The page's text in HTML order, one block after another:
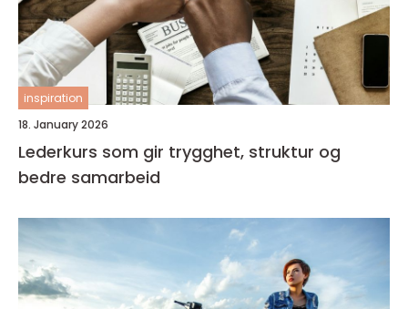
inspiration
18. January 2026
Lederkurs som gir trygghet, struktur og
bedre samarbeid